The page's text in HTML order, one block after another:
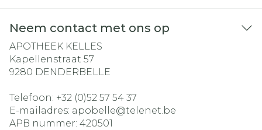
Neem contact met ons op
APOTHEEK KELLES
Kapellenstraat 57
9280 DENDERBELLE
Telefoon: +32 (0)52 57 54 37
E-mailadres: apobelle@telenet.be
APB nummer: 420501